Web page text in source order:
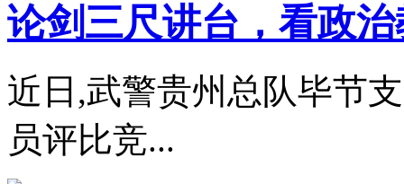
论剑三尺讲台，看政
近日,武警贵州总队毕节
员评比竞...